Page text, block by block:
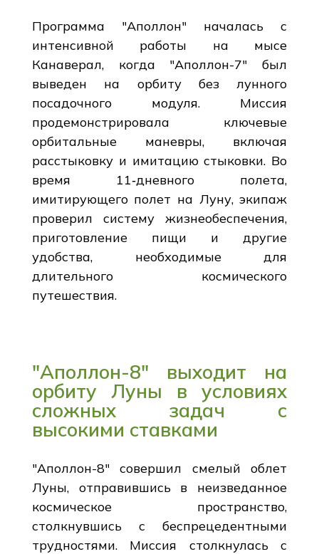
Программа "Аполлон" началась с
интенсивной работы на мысе
Канаверал, когда "Аполлон-7" был
выведен на орбиту без лунного
посадочного модуля. Миссия
продемонстрировала ключевые
орбитальные маневры, включая
расстыковку и имитацию стыковки. Во
время 11‐дневного полета,
имитирующего полет на Луну, экипаж
проверил систему жизнеобеспечения,
приготовление пищи и другие
удобства, необходимые для
длительного космического
путешествия.
"Аполлон-8" выходит на
орбиту Луны в условиях
сложных задач с
высокими ставками
"Аполлон-8" совершил смелый облет
Луны, отправившись в неизведанное
космическое пространство,
столкнувшись с беспрецедентными
трудностями. Миссия столкнулась с